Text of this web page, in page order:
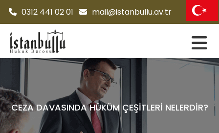
0312 441 02 01 mail@istanbullu.av.tr
CEZA DAVASINDA HÜKÜM ÇEŞITLERI NELERDIR?